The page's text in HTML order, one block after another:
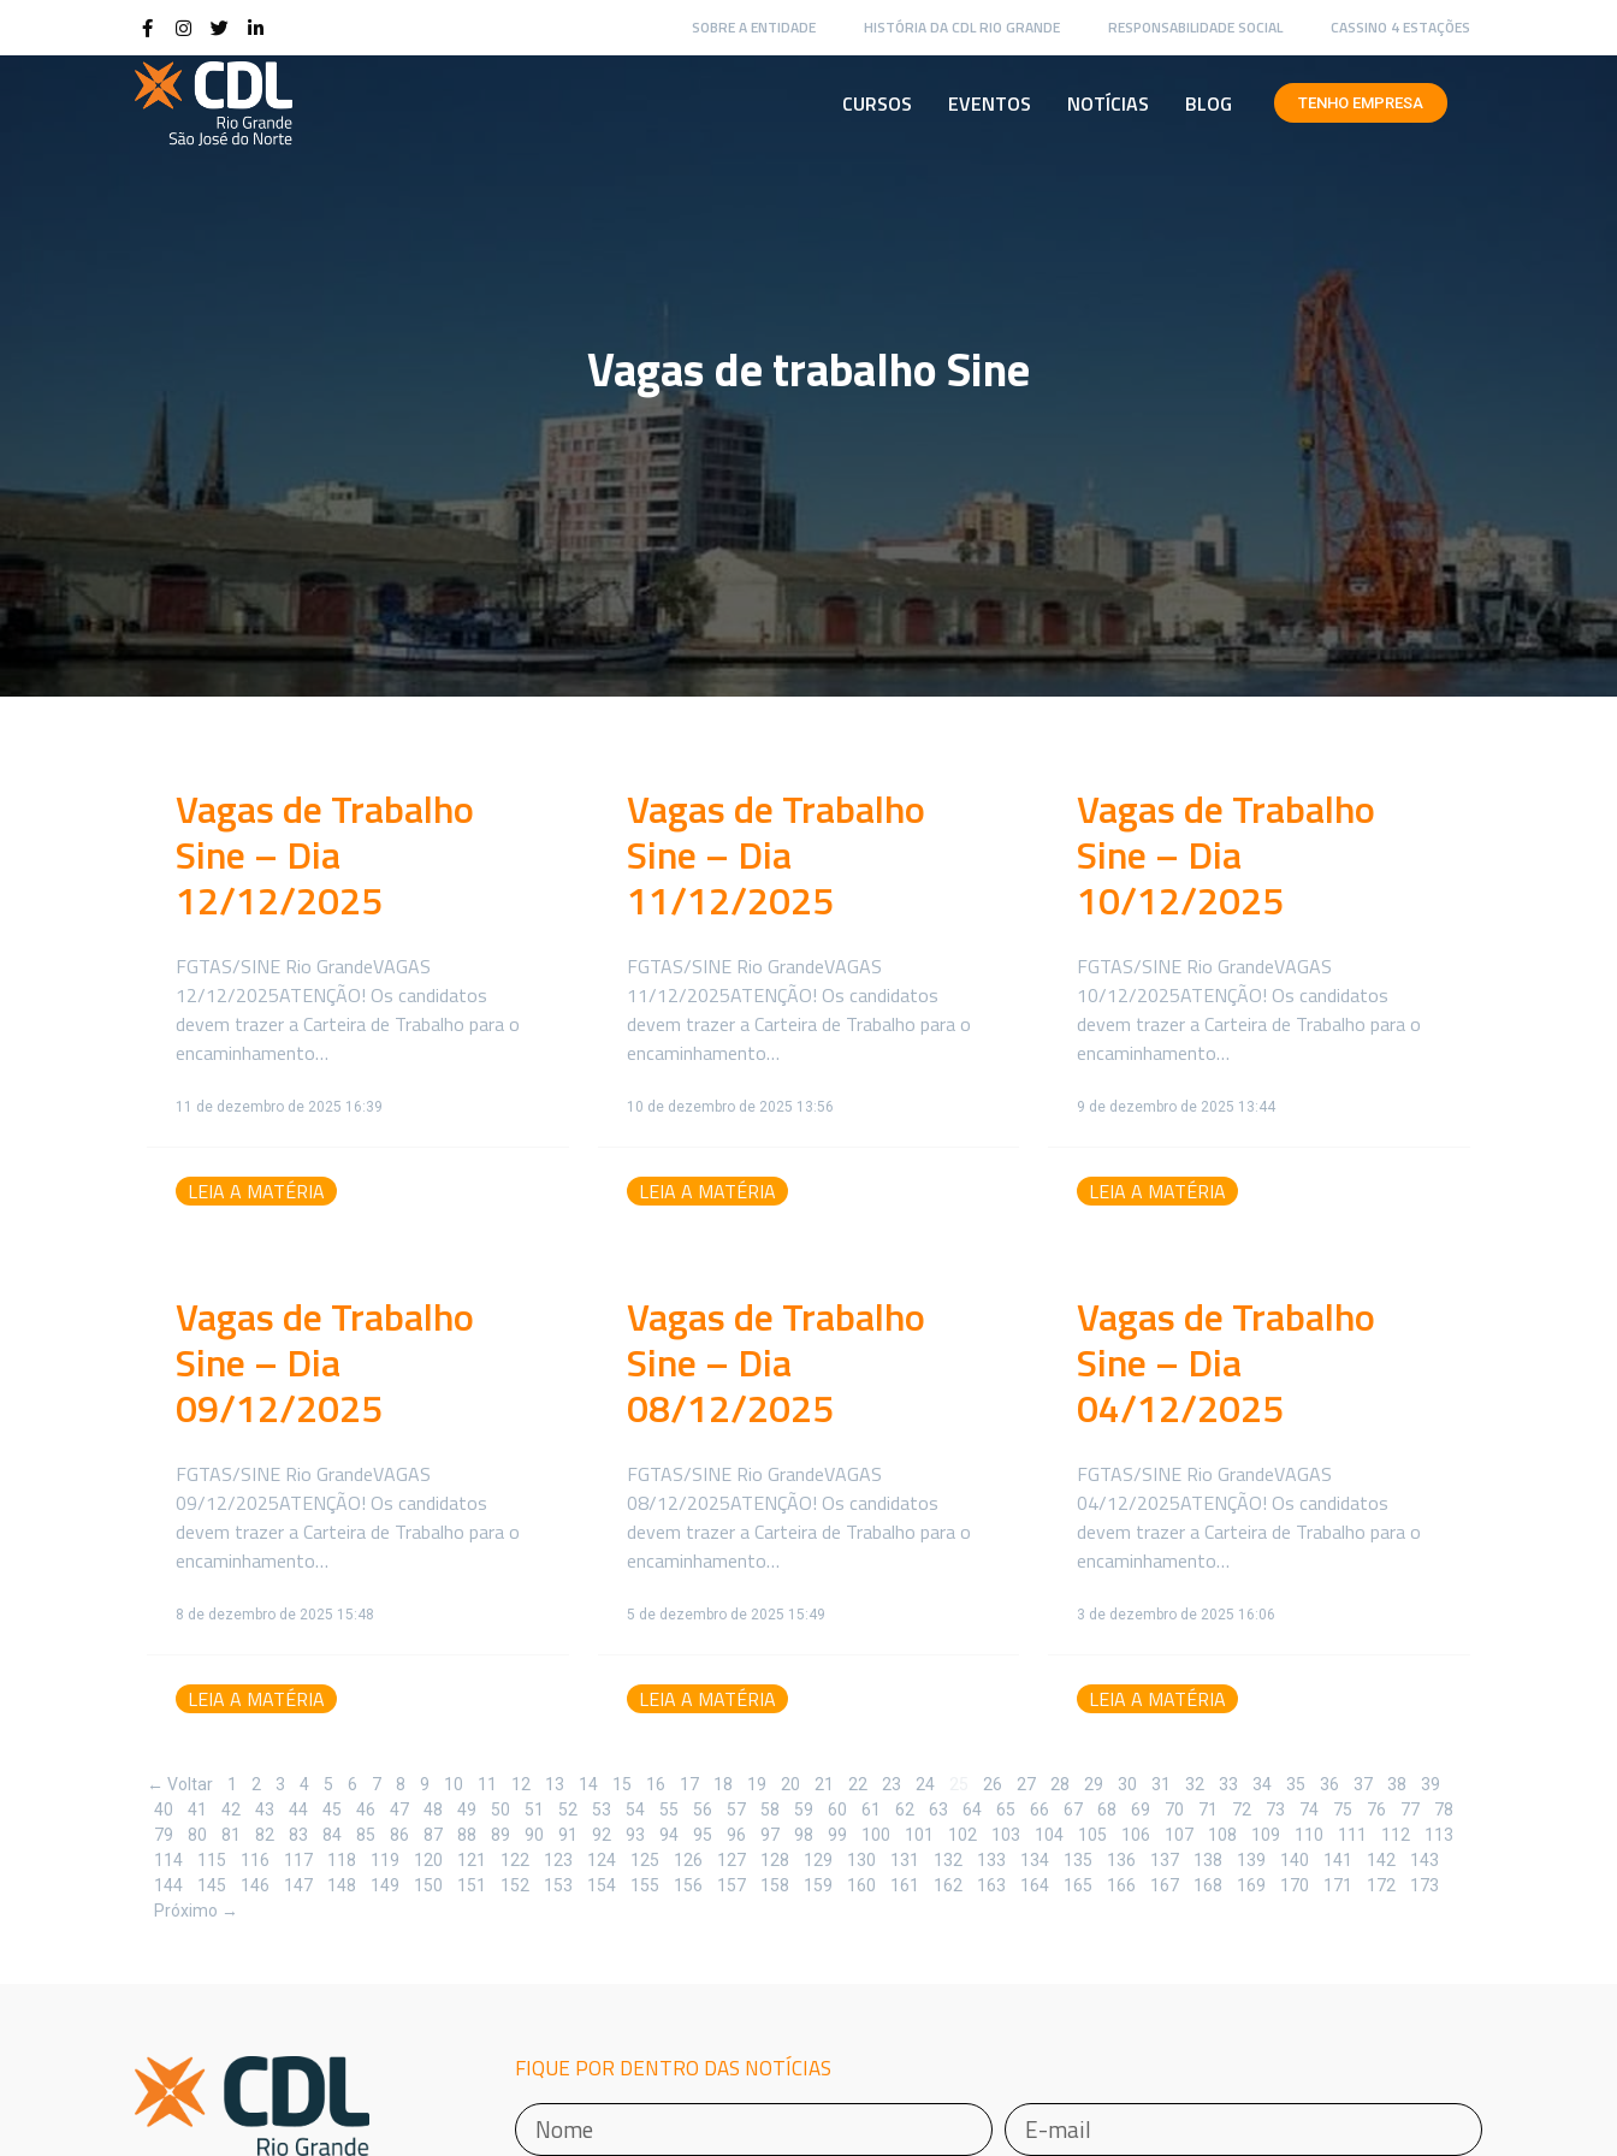
SOBRE A ENTIDADE HISTÓRIA DA CDL RIO GRANDE RESPONSABILIDADE SOCIAL CASSINO 4 ESTAÇÕES
CURSOS EVENTOS NOTÍCIAS BLOG TENHO EMPRESA
Vagas de trabalho Sine
Vagas de Trabalho
Sine – Dia
12/12/2025
FGTAS/SINE Rio GrandeVAGAS
12/12/2025ATENÇÃO! Os candidatos
devem trazer a Carteira de Trabalho para o
encaminhamento…
11 de dezembro de 2025 16:39
LEIA A MATÉRIA
Vagas de Trabalho
Sine – Dia
11/12/2025
FGTAS/SINE Rio GrandeVAGAS
11/12/2025ATENÇÃO! Os candidatos
devem trazer a Carteira de Trabalho para o
encaminhamento…
10 de dezembro de 2025 13:56
LEIA A MATÉRIA
Vagas de Trabalho
Sine – Dia
10/12/2025
FGTAS/SINE Rio GrandeVAGAS
10/12/2025ATENÇÃO! Os candidatos
devem trazer a Carteira de Trabalho para o
encaminhamento…
9 de dezembro de 2025 13:44
LEIA A MATÉRIA
Vagas de Trabalho
Sine – Dia
09/12/2025
FGTAS/SINE Rio GrandeVAGAS
09/12/2025ATENÇÃO! Os candidatos
devem trazer a Carteira de Trabalho para o
encaminhamento…
8 de dezembro de 2025 15:48
LEIA A MATÉRIA
Vagas de Trabalho
Sine – Dia
08/12/2025
FGTAS/SINE Rio GrandeVAGAS
08/12/2025ATENÇÃO! Os candidatos
devem trazer a Carteira de Trabalho para o
encaminhamento…
5 de dezembro de 2025 15:49
LEIA A MATÉRIA
Vagas de Trabalho
Sine – Dia
04/12/2025
FGTAS/SINE Rio GrandeVAGAS
04/12/2025ATENÇÃO! Os candidatos
devem trazer a Carteira de Trabalho para o
encaminhamento…
3 de dezembro de 2025 16:06
LEIA A MATÉRIA
← Voltar 1 2 3 4 5 6 7 8 9 10 11 12 13 14 15 16 17 18 19 20 21 22 23 24 26 27 28 29 30 31 32 33 34 35 36 37 38
39
40
41 42 43 44 45 46 47 48 49 50 51 52 53 54 55 56 57 58 59 60 61 62 63 64 65 66 67 68 69 70 71 72 73 74 75 76 77
78
79
80 81 82 83 84 85 86 87 88 89 90 91 92 93 94 95 96 97 98 99 100 101 102 103 104 105 106 107 108 109 110 111 112
113
114
115 116 117 118 119 120 121 122 123 124 125 126 127 128 129 130 131 132 133 134 135 136 137 138 139 140 141 142
143
144
145 146 147 148 149 150 151 152 153 154 155 156 157 158 159 160 161 162 163 164 165 166 167 168 169 170 171 172
173
Próximo →
FIQUE POR DENTRO DAS NOTÍCIAS